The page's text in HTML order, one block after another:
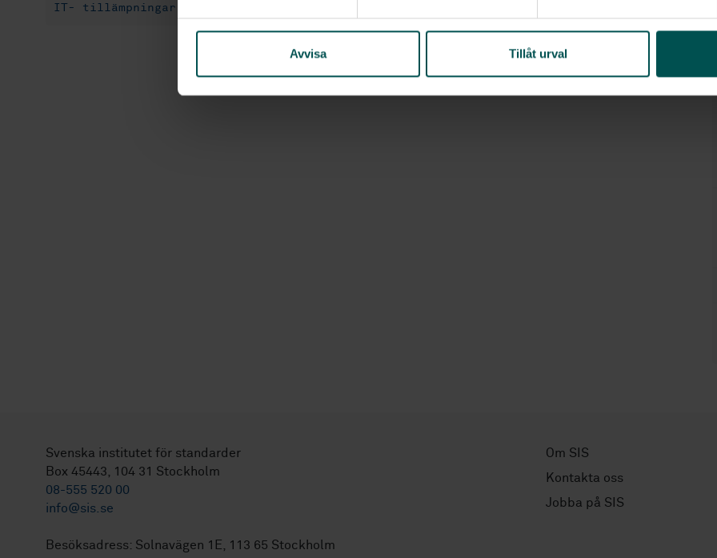
s
Avvisa Tillåt urval
IT- tillämpningar inom industrin (35.240.50)
Svenska institutet för standarder
Box 45443, 104 31 Stockholm
08-555 520 00
info@sis.se
Besöksadress: Solnavägen 1E, 113 65 Stockholm
Om SIS
Kontakta oss
Jobba på SIS